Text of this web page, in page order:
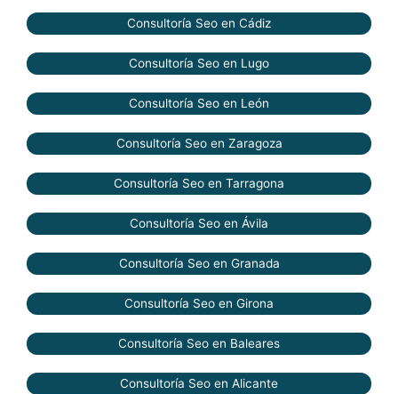
Consultoría Seo en Cádiz
Consultoría Seo en Lugo
Consultoría Seo en León
Consultoría Seo en Zaragoza
Consultoría Seo en Tarragona
Consultoría Seo en Ávila
Consultoría Seo en Granada
Consultoría Seo en Girona
Consultoría Seo en Baleares
Consultoría Seo en Alicante